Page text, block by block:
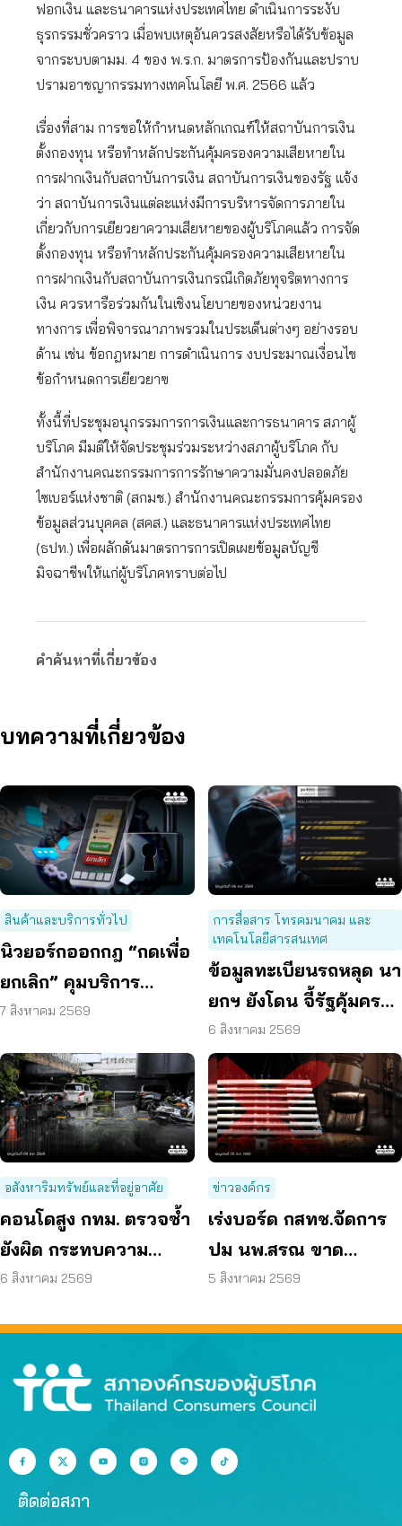
ฟอกเงิน และธนาคารแห่งประเทศไทย ดำเนินการระงับ
ธุรกรรมชั่วคราว เมื่อพบเหตุอันควรสงสัยหรือได้รับข้อมูล
จากระบบตามม. 4 ของ พ.ร.ก. มาตรการป้องกันและปราบ
ปรามอาชญากรรมทางเทคโนโลยี พ.ศ. 2566 แล้ว
เรื่องที่สาม การขอให้กำหนดหลักเกณฑ์ให้สถาบันการเงิน
ตั้งกองทุน หรือทำหลักประกันคุ้มครองความเสียหายใน
การฝากเงินกับสถาบันการเงิน สถาบันการเงินของรัฐ แจ้ง
ว่า สถาบันการเงินแต่ละแห่งมีการบริหารจัดการภายใน
เกี่ยวกับการเยียวยาความเสียหายของผู้บริโภคแล้ว การจัด
ตั้งกองทุน หรือทำหลักประกันคุ้มครองความเสียหายใน
การฝากเงินกับสถาบันการเงินกรณีเกิดภัยทุจริตทางการ
เงิน ควรหารือร่วมกันในเชิงนโยบายของหน่วยงาน
ทางการ เพื่อพิจารณาภาพรวมในประเด็นต่างๆ อย่างรอบ
ด้าน เช่น ข้อกฎหมาย การดำเนินการ งบประมาณเงื่อนไข
ข้อกำหนดการเยียวยาฃ
ทั้งนี้ที่ประชุมอนุกรรมการการเงินและการธนาคาร สภาผู้
บริโภค มีมติให้จัดประชุมร่วมระหว่างสภาผู้บริโภค กับ
สำนักงานคณะกรรมการการรักษาความมั่นคงปลอดภัย
ไซเบอร์แห่งชาติ (สกมช.) สำนักงานคณะกรรมการคุ้มครอง
ข้อมูลส่วนบุคคล (สคส.) และธนาคารแห่งประเทศไทย
(ธปท.) เพื่อผลักดันมาตรการการเปิดเผยข้อมูลบัญชี
มิจฉาชีพให้แก่ผู้บริโภคทราบต่อไป
คำค้นหาที่เกี่ยวข้อง
บทความที่เกี่ยวข้อง
สินค้าและบริการทั่วไป
นิวยอร์กออกกฎ “กดเพื่อ
ยกเลิก” คุมบริการ
ออนไลน์ ต่ออายุสมาชิก
7 สิงหาคม 2569
การสื่อสาร โทรคมนาคม และ
เทคโนโลยีสารสนเทศ
ข้อมูลทะเบียนรถหลุด นา
ยกฯ ยังโดน จี้รัฐคุ้มครอง
ข้อมูลส่วนบุคคล
6 สิงหาคม 2569
อสังหาริมทรัพย์และที่อยู่อาศัย
คอนโดสูง กทม. ตรวจซ้ำ
ยังผิด กระทบความ
ปลอดภัย
6 สิงหาคม 2569
ข่าวองค์กร
เร่งบอร์ด กสทช.จัดการ
ปม นพ.สรณ ขาด
คุณสมบัติ ตามมติ
5 สิงหาคม 2569
ติดต่อสภา